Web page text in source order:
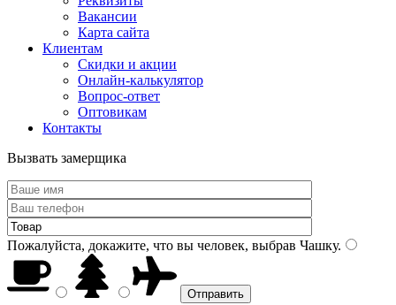
Вакансии
Карта сайта
Клиентам
Скидки и акции
Онлайн-калькулятор
Вопрос-ответ
Оптовикам
Контакты
Вызвать замерщика
Пожалуйста, докажите, что вы человек, выбрав Чашку.